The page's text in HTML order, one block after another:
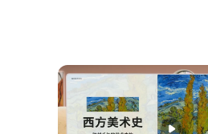
光说不练假把式，我
时间最多？我看得最
的我，是一样的吗？